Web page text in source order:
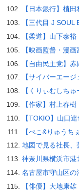
【日本銀行】植田
【三代目 J
【柔道】山下泰裕
【映画監督・漫
【自由民主党】赤
【サイバーエー
【くりぃむしち
【作家】村上春樹
【TOKIO】山口
【ぺこ&りゅうち
地図で見る社長、
神奈川県横浜市港
名古屋市守山区の
【俳優】大地康雄